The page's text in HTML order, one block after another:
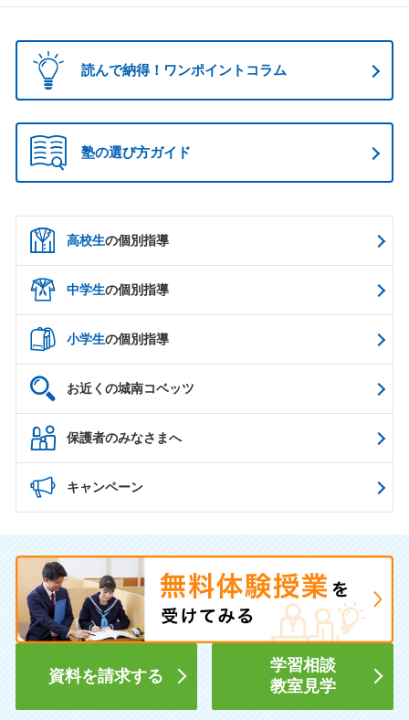
読んで納得！ワンポイントコラム
塾の選び方ガイド
高校生の個別指導
中学生の個別指導
小学生の個別指導
お近くの城南コベッツ
保護者のみなさまへ
キャンペーン
資料を請求する
学習相談
教室見学